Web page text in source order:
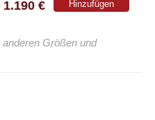
1.190 € Hinzufügen
Größen und